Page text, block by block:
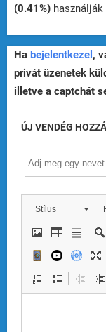
(0.41%)
Ha bejelentkezel ,
privát üzenetek
illetve a captchát
ÚJ VENDÉG
Stílus